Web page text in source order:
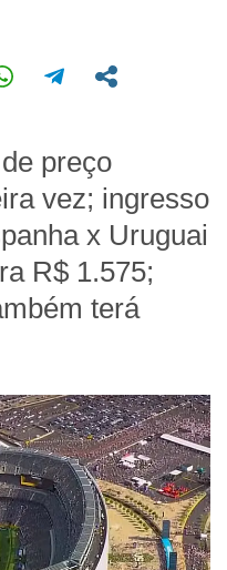
preço
vez; ingresso
x Uruguai
R$ 1.575;
terá